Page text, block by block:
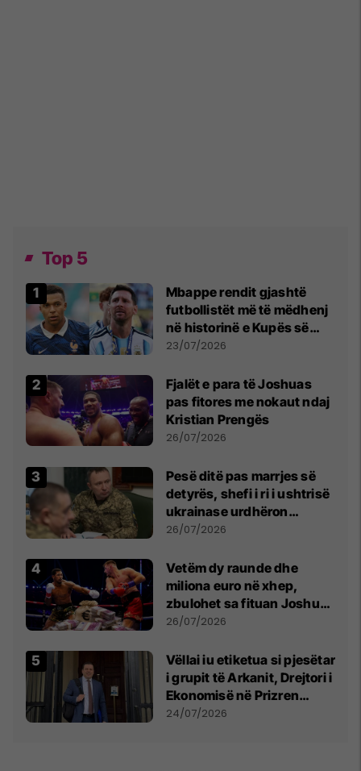
Top 5
Mbappe rendit gjashtë
futbollistët më të mëdhenj
në historinë e Kupës së
Botës, Messi mbetet i dyti
23/07/2026
Fjalët e para të Joshuas
pas fitores me nokaut ndaj
Kristian Prengës
26/07/2026
Pesë ditë pas marrjes së
detyrës, shefi i ri i ushtrisë
ukrainase urdhëron
kontroll të madh
26/07/2026
Vetëm dy raunde dhe
miliona euro në xhep,
zbulohet sa fituan Joshua
e Prenga
26/07/2026
Vëllai iu etiketua si pjesëtar
i grupit të Arkanit, Drejtori i
Ekonomisë në Prizren
mohon pretendimet
24/07/2026